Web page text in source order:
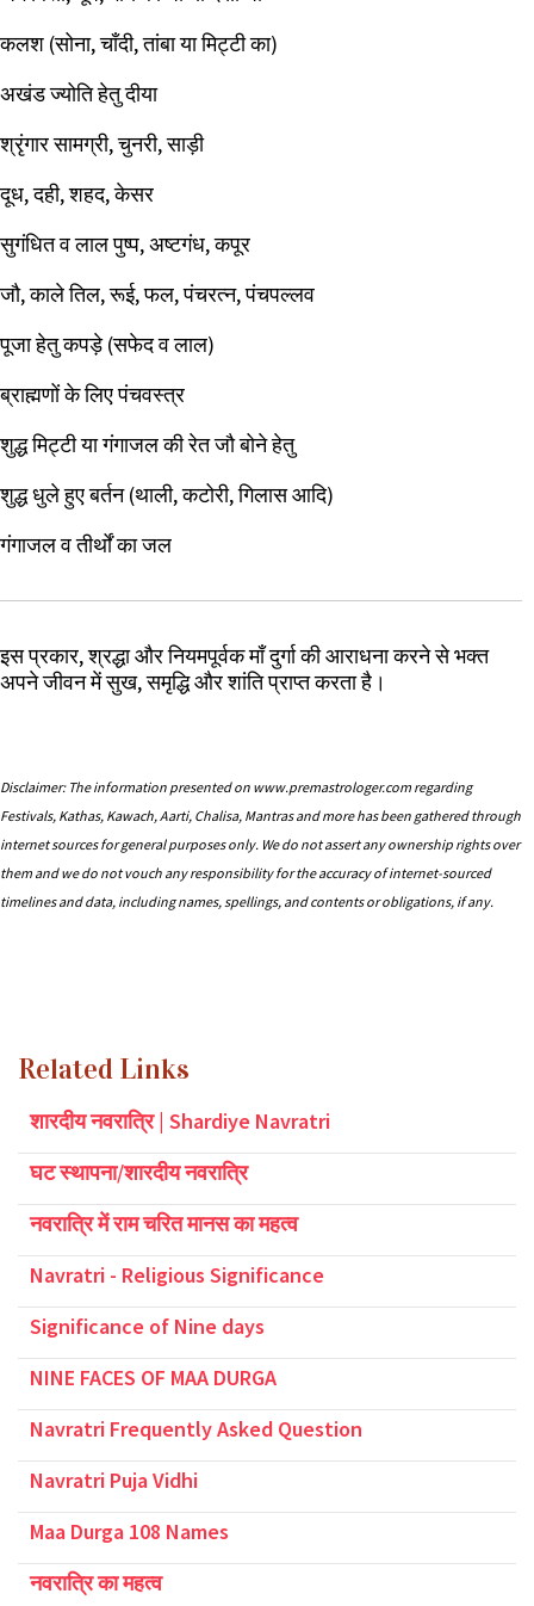
कलश (सोना, चाँदी, तांबा या मिट्टी का)
अखंड ज्योति हेतु दीया
श्रृंगार सामग्री, चुनरी, साड़ी
दूध, दही, शहद, केसर
सुगंधित व लाल पुष्प, अष्टगंध, कपूर
जौ, काले तिल, रूई, फल, पंचरत्न, पंचपल्लव
पूजा हेतु कपड़े (सफेद व लाल)
ब्राह्मणों के लिए पंचवस्त्र
शुद्ध मिट्टी या गंगाजल की रेत जौ बोने हेतु
शुद्ध धुले हुए बर्तन (थाली, कटोरी, गिलास आदि)
गंगाजल व तीर्थों का जल
इस प्रकार, श्रद्धा और नियमपूर्वक माँ दुर्गा की आराधना करने से भक्त
अपने जीवन में सुख, समृद्धि और शांति प्राप्त करता है।
Disclaimer: The information presented on www.premastrologer.com regarding
Festivals, Kathas, Kawach, Aarti, Chalisa, Mantras and more has been gathered through
internet sources for general purposes only. We do not assert any ownership rights over
them and we do not vouch any responsibility for the accuracy of internet-sourced
timelines and data, including names, spellings, and contents or obligations, if any.
Related Links
शारदीय नवरात्रि | Shardiye Navratri
घट स्थापना/शारदीय नवरात्रि
नवरात्रि में राम चरित मानस का महत्व
Navratri - Religious Significance
Significance of Nine days
NINE FACES OF MAA DURGA
Navratri Frequently Asked Question
Navratri Puja Vidhi
Maa Durga 108 Names
नवरात्रि का महत्व